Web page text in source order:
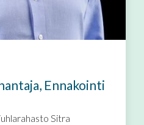
Ennakointi
Sitra